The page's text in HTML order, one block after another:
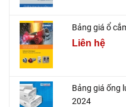
Bảng giá ổ
Liên hệ
Bảng giá ống
2024